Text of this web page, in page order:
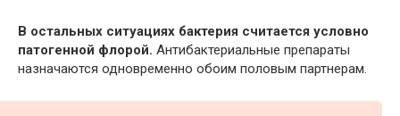
В остальных ситуациях бактерия считается условно
патогенной флорой. Антибактериальные препараты
назначаются одновременно обоим половым партнерам.